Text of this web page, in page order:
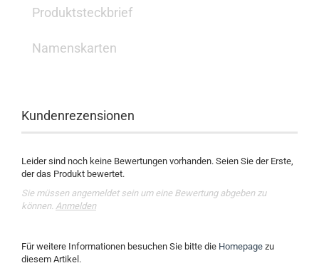
Produktsteckbrief
Namenskarten
Kundenrezensionen
Leider sind noch keine Bewertungen vorhanden. Seien Sie der Erste,
der das Produkt bewertet.
Sie müssen angemeldet sein um eine Bewertung abgeben zu
können. Anmelden
Für weitere Informationen besuchen Sie bitte die Homepage zu
diesem Artikel.